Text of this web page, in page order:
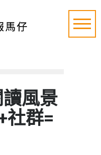
風景
社群=